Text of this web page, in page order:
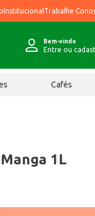
Institucional Trabalhe
Bem-vindo
Entre ou
Cafés
1L